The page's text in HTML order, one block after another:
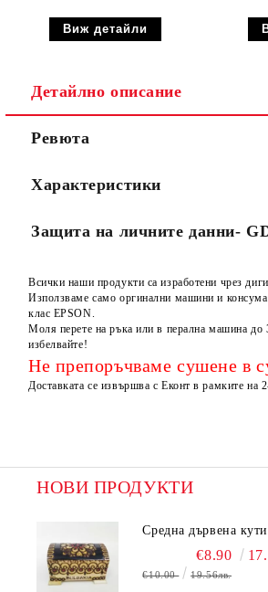
Виж детайли
Детайлно описание
Ревюта
Характеристики
Защита на личните данни-
Всички наши продукти са изработени чрез
Използваме само оргинални машини и
клас EPSON.
Моля перете на ръка или в перална машина до
избелвайте!
Не препоръчваме сушене в
Доставката се извършва с Еконт в рамките на
НОВИ ПРОДУКТИ
Средна дървена
€8.90
€10.00 19.56лв.